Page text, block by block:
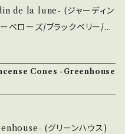
お過ごしください。 ・内容量
ッシュが可能がです。空間
ザインで複数持ちもおすすめ
ではAir FreshenerやI
を合わせて選ぶことも可能で
de la lune- (ジャーディン
ベローズ/ブラックベリー/ベ
て作りました。 チューベ
リーの葉、オレンジ科のベル
した魅力的な香りです。敷地
の香りが漂ってくるような、
Cones -Greenhouse
(グリーンハウス)